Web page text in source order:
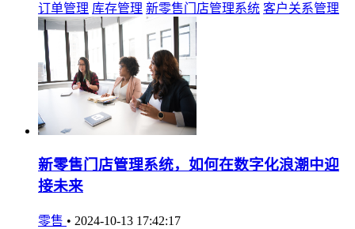
订单管理 库存管理 新零售门店管理系统 客户关系管理
新零售门店管理系统，如何在数字化浪潮中迎
接未来
零售 • 2024-10-13 17:42:17